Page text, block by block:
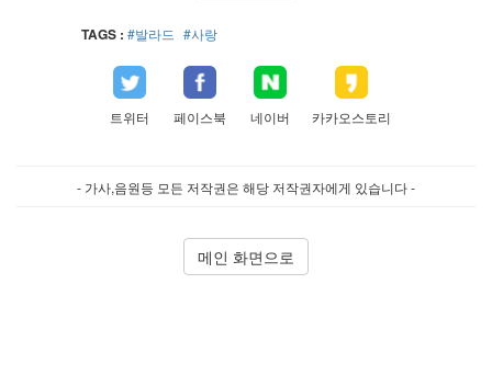
TAGS : #발라드 #사랑
트위터 페이스북 네이버 카카오스토리
- 가사,음원등 모든 저작권은 해당 저작권자에게 있습니다 -
메인 화면으로